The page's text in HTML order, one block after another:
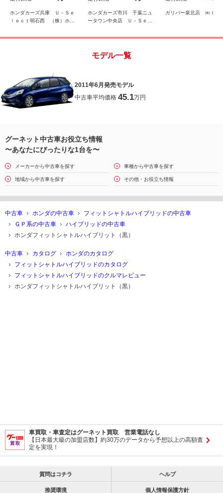
ト １５インチ純正アル
ミホイール 横滑り防止
装置 アイドリングスト
ップ ＡＢＳ
ホンダカーズ兵庫 Ｕ－Ｓｅ
ｌｅｃｔ明石西 （株）ホン
コンテナ 本革巻ステア
リング 熱戦入りフロン
トウインドウ ドラレ
コ ＡＢＳ
ホンダカーズ市川 千葉ニュ
ータウン中央店 Ｕ－Ｓｅｌ
ダベルノ市川
５インチアルミホイ
ル 純正フロアマ
ドアバイザー オー
ガリバー泉北店 ㈱ＩＤ
モデル一覧
2011年6月発売モデル
中古車平均価格 45.1万円
グーネット中古車お役立ち情報
〜あなたにぴったりな1台を〜
メーカーから中古車を探す 車種から中古車を探す
地域から中古車を探す その他・お役立ち情報
中古車 ホンダの中古車
フィットシャトルハイブリッドの中古車
ＧＰ系の中古車
ハイブリッドの中古車
ホンダフィットシャトルハイブリット（黒）
中古車 カタログ
ホンダのカタログ
フィットシャトルハイブリッドのカタログ
フィットシャトルハイブリッドのクルマレビュー
ホンダフィットシャトルハイブリット（黒）
車買取・車査定はグーネット買取 営業電話なし
【日本最大級の加盟店数】約30万のデータから予想以上の高額査
定を実現！
質問はコチラ ヘルプ
推奨環境 個人情報保護方針